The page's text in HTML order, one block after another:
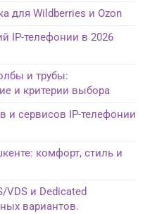
для Wildberries и Ozon
IP-телефонии в 2026
и трубы:
и критерии выбора
и сервисов IP-телефонии
комфорт, стиль и
и Dedicated
вариантов.